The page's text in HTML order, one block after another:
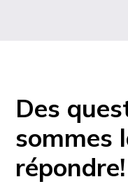
Des
sommes
répondre!